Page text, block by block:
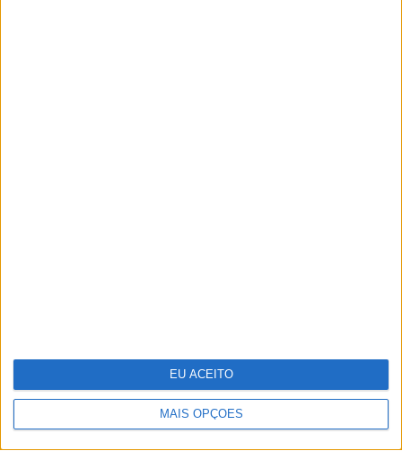
MAIS OPÇÕES
EU ACEITO